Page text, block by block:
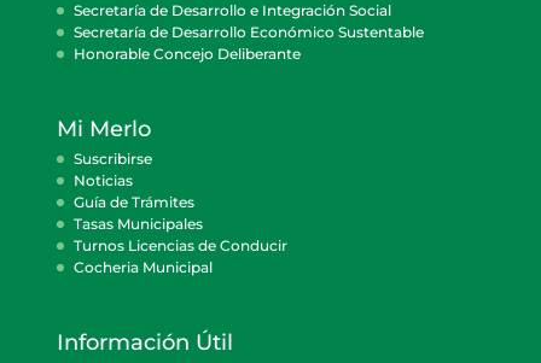
Secretaría de Desarrollo e Integración Social
Secretaría de Desarrollo Económico Sustentable
Honorable Concejo Deliberante
Mi Merlo
Suscribirse
Noticias
Guía de Trámites
Tasas Municipales
Turnos Licencias de Conducir
Cocheria Municipal
Información Útil